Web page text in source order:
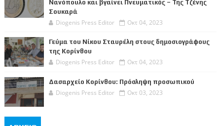
Νανόπουλο και βγαίνει Πνευματικός – Της Τζένης
Σουκαρά
Diogenis Press Editor Οκτ 04, 2023
Γεύμα του Νίκου Σταυρέλη στους δημοσιογράφους
της Κορίνθου
Diogenis Press Editor Οκτ 04, 2023
Δασαρχείο Κορίνθου: Πρόσληψη προσωπικού
Diogenis Press Editor Οκτ 03, 2023